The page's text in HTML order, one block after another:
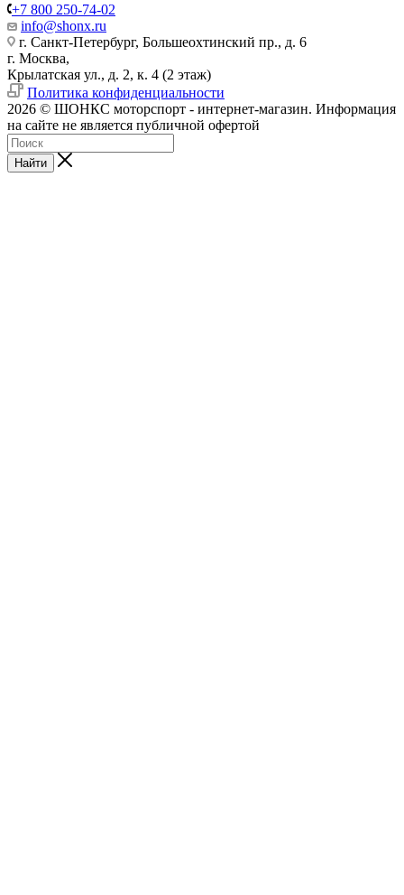
+7 800 250-74-02
info@shonx.ru
г. Санкт-Петербург, Большеохтинский пр., д. 6
г. Москва,
Крылатская ул., д. 2, к. 4 (2 этаж)
Политика конфиденциальности
2026 © ШОНКС моторспорт - интернет-магазин. Информация
на сайте не является публичной офертой
Найти